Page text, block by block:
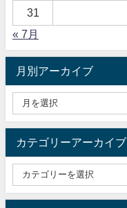
31
« 7月
月別アーカイブ
カテゴリーアーカイブ